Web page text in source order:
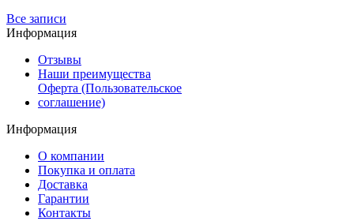
Все записи
Информация
Отзывы
Наши преимущества
Оферта (Пользовательское
соглашение)
Информация
О компании
Покупка и оплата
Доставка
Гарантии
Контакты